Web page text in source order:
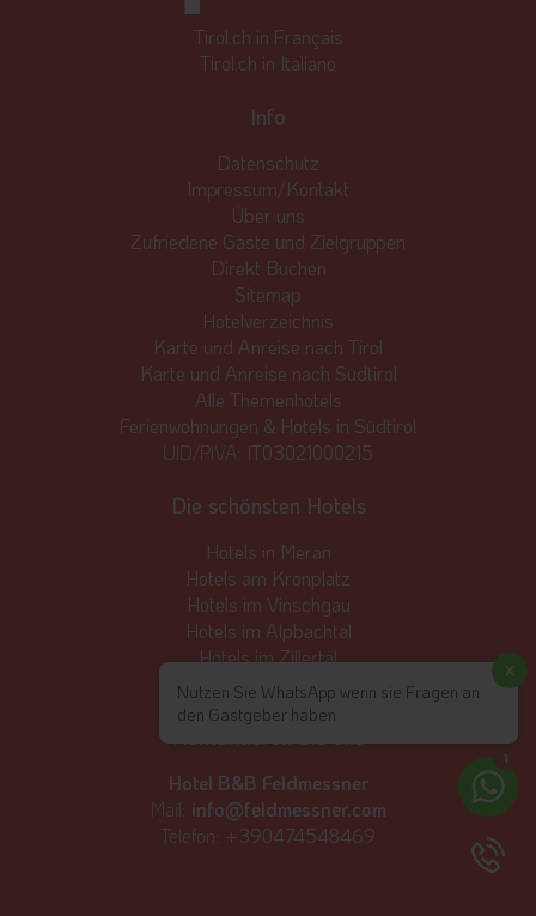
Tirol.ch in Français
Tirol.ch in Italiano
Info
Datenschutz
Impressum/Kontakt
Über uns
Zufriedene Gäste und Zielgruppen
Direkt Buchen
Sitemap
Hotelverzeichnis
Karte und Anreise nach Tirol
Karte und Anreise nach Südtirol
Alle Themenhotels
Ferienwohnungen & Hotels in Südtirol
UID/PIVA: IT03021000215
Die schönsten Hotels
Hotels in Meran
Hotels am Kronplatz
Hotels im Vinschgau
Hotels im Alpbachtal
Hotels im Zillertal
Hotels in Seefeld
Kontaktieren Sie uns
Hotel B&B Feldmessner
Mail: info@feldmessner.com
Telefon: +390474548469
1
Nutzen Sie WhatsApp wenn sie Fragen an
den Gastgeber haben
x